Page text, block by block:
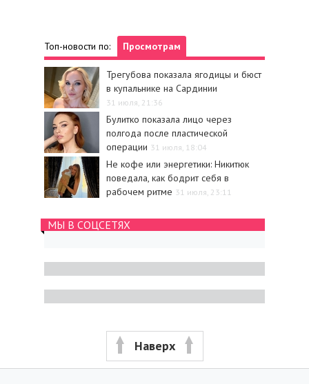
Топ-новости по: Просмотрам
Трегубова показала ягодицы и бюст
в купальнике на Сардинии
31 июля, 21:36
Булитко показала лицо через
полгода после пластической
операции 31 июля, 18:04
Не кофе или энергетики: Никитюк
поведала, как бодрит себя в
рабочем ритме 31 июля, 23:11
МЫ В СОЦСЕТЯХ
Наверх